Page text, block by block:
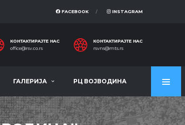
FACEBOOK INSTAGRAM
КОНТАКТИРАЈТЕ НАС
office@rsv.co.rs
КОНТАКТИРАЈТЕ НАС
rsvns@mts.rs
ГАЛЕРИЈА РЦ ВОЈВОДИНА